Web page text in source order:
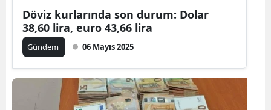
Döviz kurlarında son durum: Dolar
38,60 lira, euro 43,66 lira
Gündem 06 Mayıs 2025